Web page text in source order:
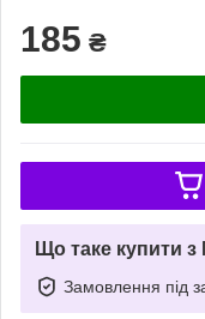
185 ₴
Що таке купити
Замовлення під